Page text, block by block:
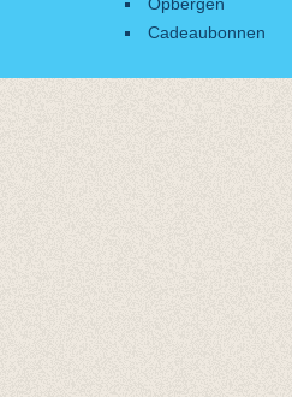
Cadeaubonnen